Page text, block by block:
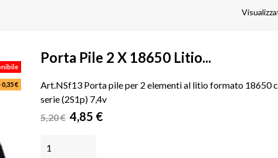
Porta Pile 2 X 18650 Litio...
Art.NSf13 Porta pile per 2 elementi al litio formato 18650
serie (2S1p) 7,4v
Prezzo
5,20 € Prezzo
4,85 €
0,35 €